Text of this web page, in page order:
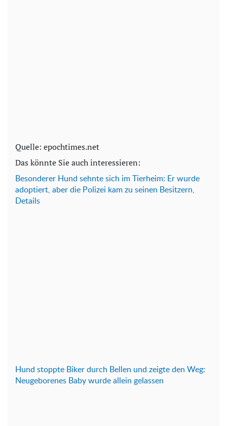
Quelle: epochtimes.net
Das könnte Sie auch interessieren:
Besonderer Hund sehnte sich im Tierheim: Er wurde
adoptiert, aber die Polizei kam zu seinen Besitzern,
Details
Hund stoppte Biker durch Bellen und zeigte den Weg:
Neugeborenes Baby wurde allein gelassen